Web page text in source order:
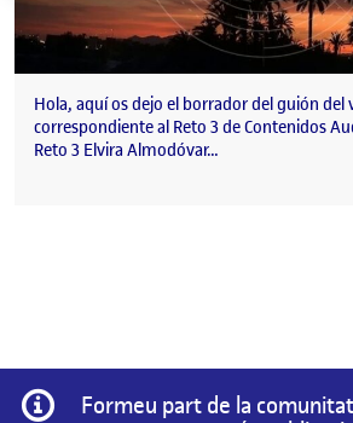
Hola, aquí os dejo el borrador del guión del
correspondiente al Reto 3 de Contenidos
Reto 3 Elvira Almodóvar…
Informació
Formeu part de la